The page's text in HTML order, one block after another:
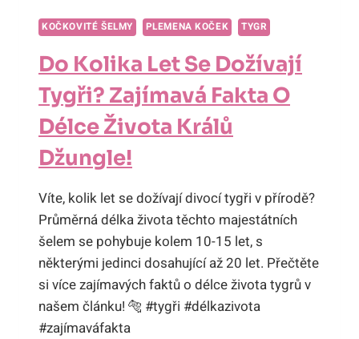
KOČKOVITÉ ŠELMY PLEMENA KOČEK TYGR
Do Kolika Let Se Dožívají
Tygři? Zajímavá Fakta O
Délce Života Králů
Džungle!
Víte, kolik let se dožívají divocí tygři v přírodě?
Průměrná délka života těchto majestátních
šelem se pohybuje kolem 10-15 let, s
některými jedinci dosahující až 20 let. Přečtěte
si více zajímavých faktů o délce života tygrů v
našem článku! 🐅 #tygři #délkazivota
#zajímaváfakta